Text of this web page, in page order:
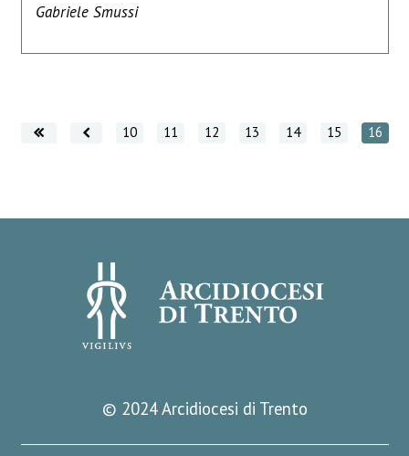
Gabriele Smussi
Vai indietroVai indietro 10 11 12 13 14 15 16
© 2024 Arcidiocesi di Trento